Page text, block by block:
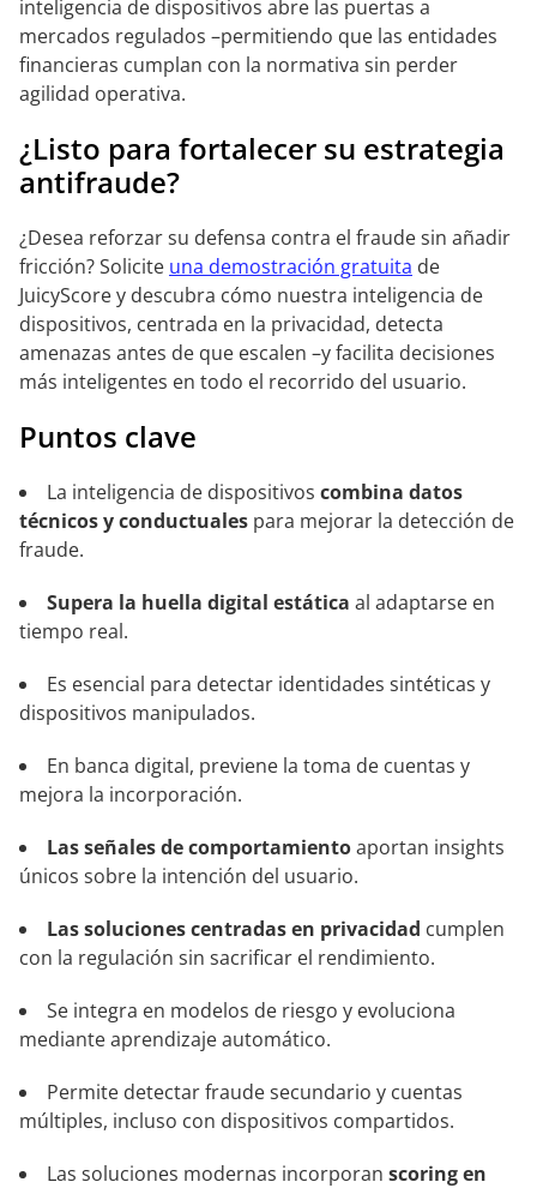
inteligencia de dispositivos abre las puertas a
mercados regulados –permitiendo que las entidades
financieras cumplan con la normativa sin perder
agilidad operativa.
¿Listo para fortalecer su estrategia
antifraude?
¿Desea reforzar su defensa contra el fraude sin añadir
fricción? Solicite una demostración gratuita de
JuicyScore y descubra cómo nuestra inteligencia de
dispositivos, centrada en la privacidad, detecta
amenazas antes de que escalen –y facilita decisiones
más inteligentes en todo el recorrido del usuario.
Puntos clave
La inteligencia de dispositivos combina datos
técnicos y conductuales para mejorar la detección de
fraude.
Supera la huella digital estática al adaptarse en
tiempo real.
Es esencial para detectar identidades sintéticas y
dispositivos manipulados.
En banca digital, previene la toma de cuentas y
mejora la incorporación.
Las señales de comportamientoaportan insights
únicos sobre la intención del usuario.
Las soluciones centradas en privacidad cumplen
con la regulación sin sacrificar el rendimiento.
Se integra en modelos de riesgo y evoluciona
mediante aprendizaje automático.
Permite detectar fraude secundario y cuentas
múltiples, incluso con dispositivos compartidos.
Las soluciones modernas incorporan scoring en